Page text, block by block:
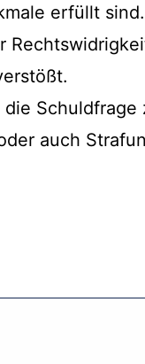
erfüllt sind.
auch